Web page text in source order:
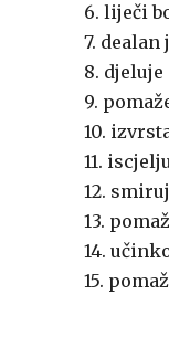
6. liječi
7.
8.
9.
10.
11.
12.
13.
14.
15.